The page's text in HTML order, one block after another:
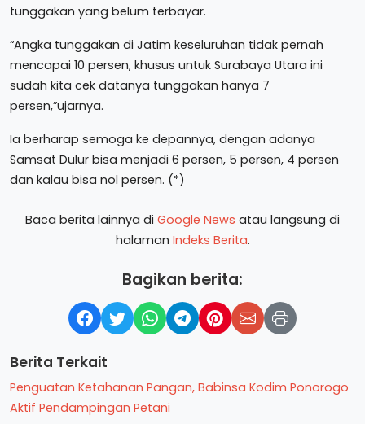
tunggakan yang belum terbayar.
“Angka tunggakan di Jatim keseluruhan tidak pernah
mencapai 10 persen, khusus untuk Surabaya Utara ini
sudah kita cek datanya tunggakan hanya 7
persen,”ujarnya.
Ia berharap semoga ke depannya, dengan adanya
Samsat Dulur bisa menjadi 6 persen, 5 persen, 4 persen
dan kalau bisa nol persen. (*)
Baca berita lainnya di Google News atau langsung di
halaman Indeks Berita.
Bagikan berita:
Berita Terkait
Penguatan Ketahanan Pangan, Babinsa Kodim Ponorogo
Aktif Pendampingan Petani